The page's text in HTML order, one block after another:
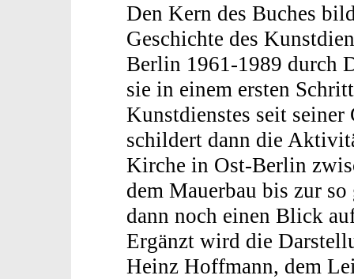
Den Kern des Buches
Geschichte des
Berlin 1961-1989 durch
sie in einem ersten
Kunstdienstes seit
schildert dann die
Kirche in Ost-Berlin
dem Mauerbau bis zur
dann noch einen Blick
Ergänzt wird die
Heinz Hoffmann, dem